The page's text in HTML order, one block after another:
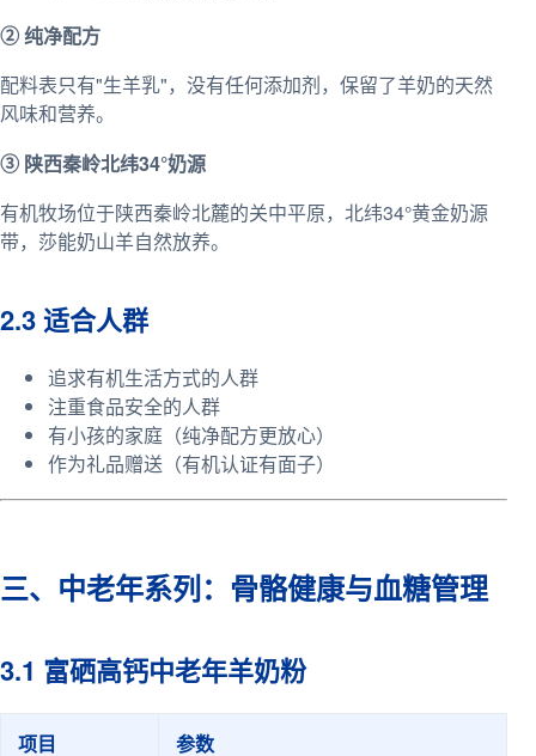
② 纯净配方
配料表只有"生羊乳"，没有任何添加剂，保留了羊奶的天然
风味和营养。
③ 陕西秦岭北纬34°奶源
有机牧场位于陕西秦岭北麓的关中平原，北纬34°黄金奶源
带，莎能奶山羊自然放养。
2.3 适合人群
追求有机生活方式的人群
注重食品安全的人群
有小孩的家庭（纯净配方更放心）
作为礼品赠送（有机认证有面子）
三、中老年系列：骨骼健康与血糖管理
3.1 富硒高钙中老年羊奶粉
项目 参数